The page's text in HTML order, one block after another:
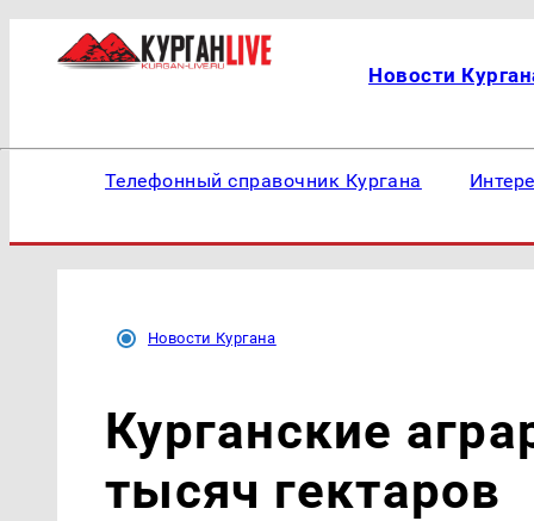
Новости
Телефонный справочник Кургана
Новости Кургана
Курганские
тысяч гектаров